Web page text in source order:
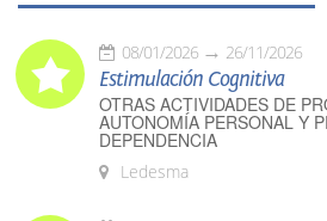
08/01/2026 26/11/2026
Estimulación Cognitiva
OTRAS ACTIVIDADES DE
AUTONOMÍA PERSONAL Y
DEPENDENCIA
Ledesma